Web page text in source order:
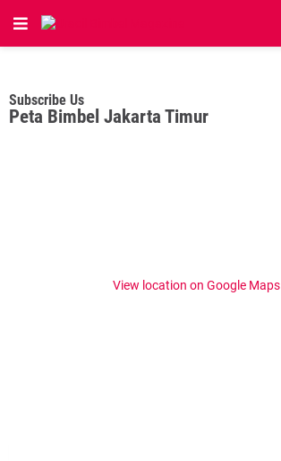
Subscribe Us
Peta Bimbel Jakarta Timur
View location on Google Maps